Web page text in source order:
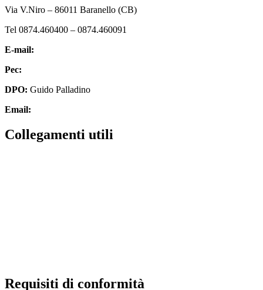
Via V.Niro – 86011 Baranello (CB)
Tel 0874.460400 – 0874.460091
E-mail:
Pec:
DPO: Guido Palladino
Email:
Collegamenti utili
Requisiti di conformità